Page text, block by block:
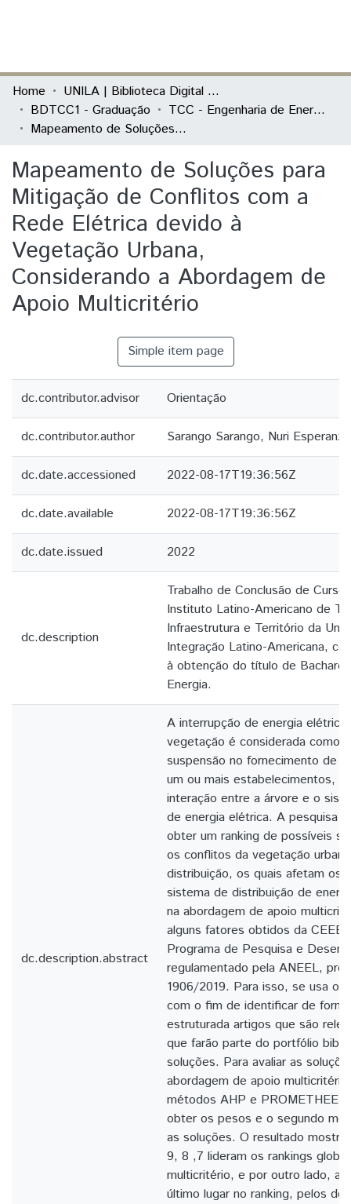
Communities & Collections
All of DSpace
Home
UNILA | Biblioteca Digital de Trabalhos de Conclusão de Curso
BDTCC1 - Graduação
TCC - Engenharia de Energia
Mapeamento de Soluções para Mitigação de Conflitos com a Rede Elétrica devido à Vegetação Urbana, Considerando a Abordagem de Apoio Multicritério
Mapeamento de Soluções para
Mitigação de Conflitos com a
Rede Elétrica devido à
Vegetação Urbana,
Considerando a Abordagem de
Apoio Multicritério
Simple item page
dc.contributor.advisor Orientação
dc.contributor.author Sarango Sarango, Nuri Esperanza
dc.date.accessioned 2022-08-17T19:36:56Z
dc.date.available 2022-08-17T19:36:56Z
dc.date.issued 2022
dc.description
Trabalho de Conclusão de
Instituto Latino-Americano de
Infraestrutura e Território da
Integração Latino-Americana,
à obtenção do título de Bacharel
Energia.
dc.description.abstract
A interrupção de energia elétrica
vegetação é considerada como
suspensão no fornecimento de
um ou mais estabelecimentos,
interação entre a árvore e o
de energia elétrica. A pesquisa
obter um ranking de possíveis
os conflitos da vegetação
distribuição, os quais afetam os
sistema de distribuição de
na abordagem de apoio
alguns fatores obtidos da CEEE
Programa de Pesquisa e
regulamentado pela ANEEL,
1906/2019. Para isso, se usa o
com o fim de identificar de
estruturada artigos que são
que farão parte do portfólio
soluções. Para avaliar as
abordagem de apoio
métodos AHP e PROMETHEE
obter os pesos e o segundo
as soluções. O resultado
9, 8 ,7 lideram os rankings
multicritério, e por outro lado, a
último lugar no ranking, pelos